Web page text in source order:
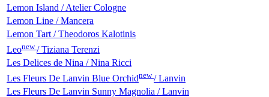
Lemon Island / Atelier Cologne
Lemon Line / Mancera
Lemon Tart / Theodoros Kalotinis
Leonew/ Tiziana Terenzi
Les Delices de Nina / Nina Ricci
Les Fleurs De Lanvin Blue Orchidnew/ Lanvin
Les Fleurs De Lanvin Sunny Magnolia / Lanvin